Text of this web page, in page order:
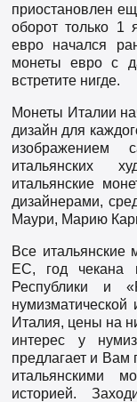
приостановлен
оборот только 1
евро начался
монеты евро с
встретите нигде.
Монеты Италии
дизайн для
изображением
итальянских
итальянские
дизайнерами,
Маури, Марию
Все итальянские
ЕС, год чекана
Республики и
нумизматической
Италия, цены на
интерес у
предлагает и Вам
итальянскими
историей.